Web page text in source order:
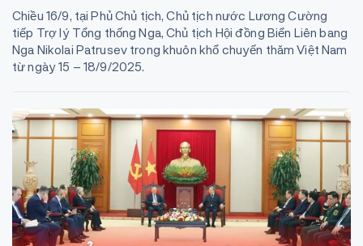
Chiều 16/9, tại Phủ Chủ tịch, Chủ tịch nước Lương Cường
tiếp Trợ lý Tổng thống Nga, Chủ tịch Hội đồng Biển Liên bang
Nga Nikolai Patrusev trong khuôn khổ chuyến thăm Việt Nam
từ ngày 15 – 18/9/2025.